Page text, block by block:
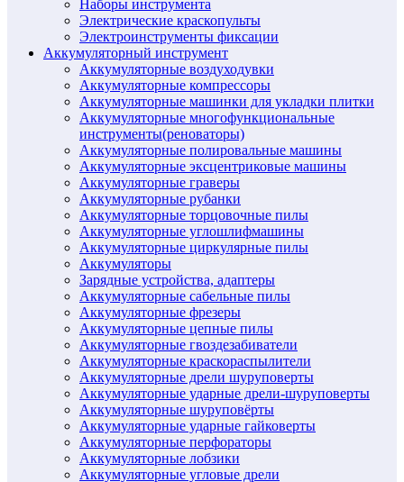
Наборы инструмента
Электрические краскопульты
Электроинструменты фиксации
Аккумуляторный инструмент
Аккумуляторные воздуходувки
Аккумуляторные компрессоры
Аккумуляторные машинки для укладки плитки
Аккумуляторные многофункциональные
инструменты(реноваторы)
Аккумуляторные полировальные машины
Аккумуляторные эксцентриковые машины
Аккумуляторные граверы
Аккумуляторные рубанки
Аккумуляторные торцовочные пилы
Аккумуляторные углошлифмашины
Аккумуляторные циркулярные пилы
Аккумуляторы
Зарядные устройства, адаптеры
Аккумуляторные сабельные пилы
Аккумуляторные фрезеры
Аккумуляторные цепные пилы
Аккумуляторные гвоздезабиватели
Аккумуляторные краскораспылители
Аккумуляторные дрели шуруповерты
Аккумуляторные ударные дрели-шуруповерты
Аккумуляторные шуруповёрты
Аккумуляторные ударные гайковерты
Аккумуляторные перфораторы
Аккумуляторные лобзики
Аккумуляторные угловые дрели